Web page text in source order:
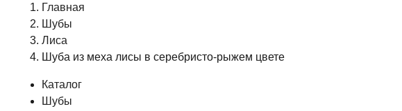
Главная
Шубы
Лиса
Шуба из меха лисы в серебристо-рыжем цвете
Каталог
Шубы